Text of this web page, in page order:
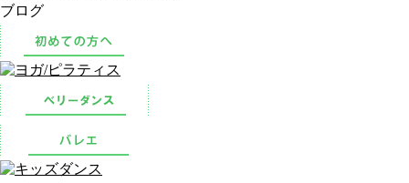
ブログ